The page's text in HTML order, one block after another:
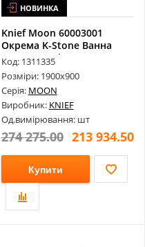
НОВИНКА
Knief Moon 60003001
Окрема K-Stone Ванна
1900Х900 Wh...
Код: 1311335
Розміри: 1900х900
Серія: MOON
Виробник: KNIEF
Од.вимірювання: шт
274 275.00 213 934.50
Купити